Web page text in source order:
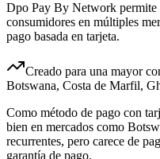
Dpo Pay By Network permite
consumidores en múltiples
pago basada en tarjeta.
Creado para una mayor
Botswana, Costa de Marfil,
Como método de pago con
bien en mercados como
recurrentes, pero carece de
garantía de pago.